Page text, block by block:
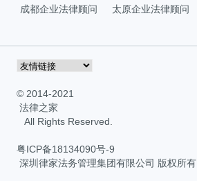
成都企业法律顾问
太原企业法律顾问
© 2014-2021
法律之家
All Rights Reserved.
粤ICP备18134090号-9
深圳律家法务管理集团有限公司 版权所有